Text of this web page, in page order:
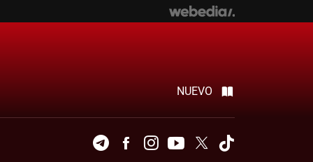
NUEVO
TelegramFacebookInstagramYoutubeTwitter